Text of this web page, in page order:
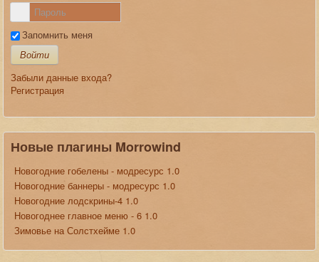
Запомнить меня
Войти
Забыли данные входа?
Регистрация
Новые плагины Morrowind
Новогодние гобелены - модресурс 1.0
Новогодние баннеры - модресурс 1.0
Новогодние лодскрины-4 1.0
Новогоднее главное меню - 6 1.0
Зимовье на Солстхейме 1.0